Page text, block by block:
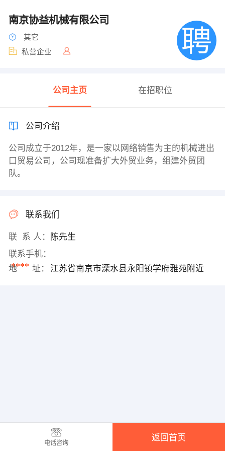
南京协益机械有限公司
其它
私营企业
公司主页 在招职位
公司介绍
公司成立于2012年，是一家以网络销售为主的机械进出
口贸易公司，公司现准备扩大外贸业务，组建外贸团
队。
联系我们
联 系 人：
陈先生
联系手机：
****
地 址： 江苏省南京市溧水县永阳镇学府雅苑附近
电话咨询
返回首页